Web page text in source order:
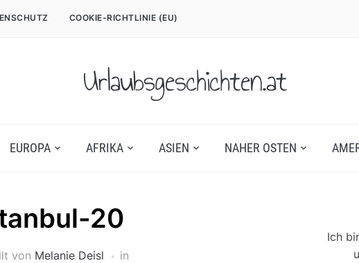
COOKIE-RICHTLINIE (EU)
Urlaubsgeschichten.at
EUROPA AFRIKA ASIEN NAHER OSTEN
20
von Melanie Deisl in
Ich